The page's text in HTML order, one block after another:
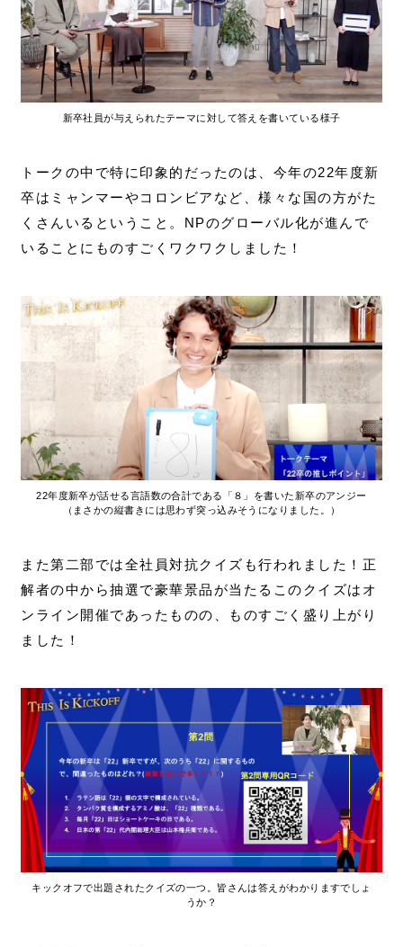
新卒社員が与えられたテーマに対して答えを書いている様子
トークの中で特に印象的だったのは、今年の22年度新
卒はミャンマーやコロンビアなど、様々な国の方がた
くさんいるということ。NPのグローバル化が進んで
いることにものすごくワクワクしました！
22年度新卒が話せる言語数の合計である「８」を書いた新卒のアンジー
（まさかの縦書きには思わず突っ込みそうになりました。）
また第二部では全社員対抗クイズも行われました！正
解者の中から抽選で豪華景品が当たるこのクイズはオ
ンライン開催であったものの、ものすごく盛り上がり
ました！
キックオフで出題されたクイズの一つ。皆さんは答えがわかりますでしょ
うか？